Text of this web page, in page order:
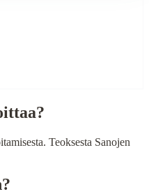
proverbs
writing
Teoksesta Sanojen
?